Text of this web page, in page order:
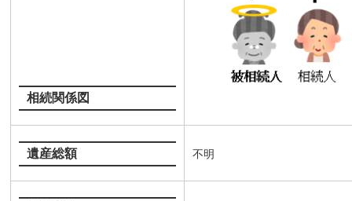
相続関係図
遺産総額 不明